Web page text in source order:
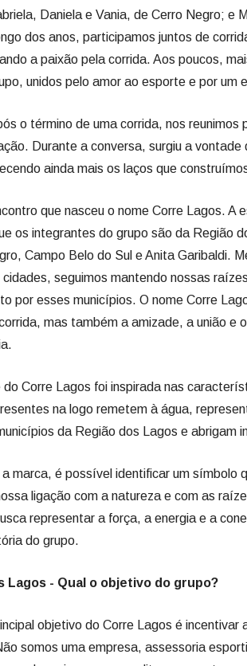
Daniela e Vania, de Cerro Negro; e
dos anos, participamos juntos de
a paixão pela corrida. Aos poucos,
unidos pelo amor ao esporte e por um
o término de uma corrida, nos reunimos
Durante a conversa, surgiu a vontade
ainda mais os laços que
que nasceu o nome Corre Lagos. A
os integrantes do grupo são da Região
Campo Belo do Sul e Anita Garibaldi.
cidades, seguimos mantendo nossas
por esses municípios. O nome Corre
mas também a amizade, a união e
do Corre Lagos foi inspirada nas
na logo remetem à água,
da Região dos Lagos e abrigam
marca, é possível identificar um símbolo
ligação com a natureza e com as
representar a força, a energia e a
do grupo.
Lagos - Qual o objetivo do grupo?
objetivo do Corre Lagos é
somos uma empresa, assessoria